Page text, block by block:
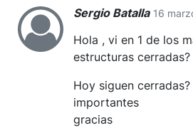
Sergio Batalla 16
Hola , vi en 1 de los
estructuras cerradas?
Hoy siguen
importantes
gracias